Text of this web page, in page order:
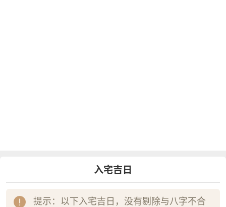
入宅吉日
提示：以下入宅吉日，没有剔除与八字不合